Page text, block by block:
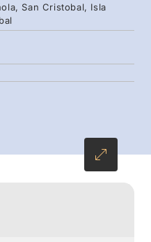
San Cristobal, Isla